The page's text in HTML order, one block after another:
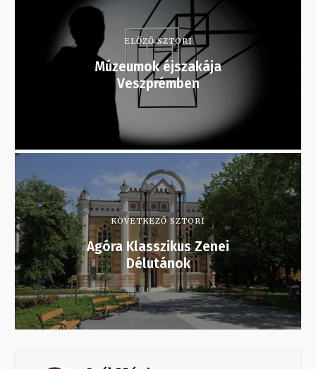
ELŐZŐ SZTORI
Múzeumok éjszakája
Veszprémben
KÖVETKEZŐ SZTORI
Agóra Klasszikus Zenei
Délutánok